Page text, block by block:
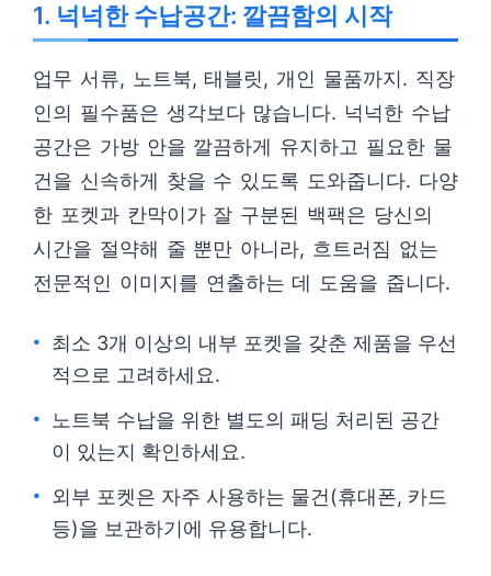
1. 넉넉한 수납공간: 깔끔함의 시작
업무 서류, 노트북, 태블릿, 개인 물품까지. 직장
인의 필수품은 생각보다 많습니다. 넉넉한 수납
공간은 가방 안을 깔끔하게 유지하고 필요한 물
건을 신속하게 찾을 수 있도록 도와줍니다. 다양
한 포켓과 칸막이가 잘 구분된 백팩은 당신의
시간을 절약해 줄 뿐만 아니라, 흐트러짐 없는
전문적인 이미지를 연출하는 데 도움을 줍니다.
최소 3개 이상의 내부 포켓을 갖춘 제품을 우선
적으로 고려하세요.
노트북 수납을 위한 별도의 패딩 처리된 공간
이 있는지 확인하세요.
외부 포켓은 자주 사용하는 물건(휴대폰, 카드
등)을 보관하기에 유용합니다.